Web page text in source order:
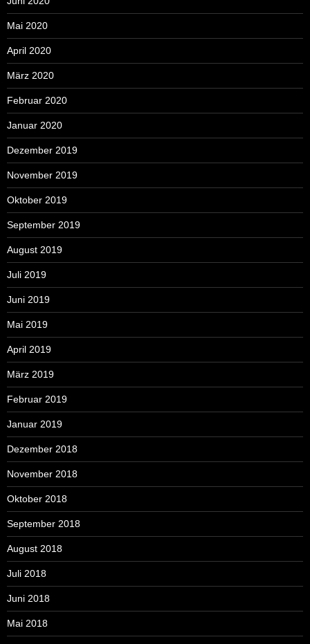
Mai 2020
April 2020
März 2020
Februar 2020
Januar 2020
Dezember 2019
November 2019
Oktober 2019
September 2019
August 2019
Juli 2019
Juni 2019
Mai 2019
April 2019
März 2019
Februar 2019
Januar 2019
Dezember 2018
November 2018
Oktober 2018
September 2018
August 2018
Juli 2018
Juni 2018
Mai 2018